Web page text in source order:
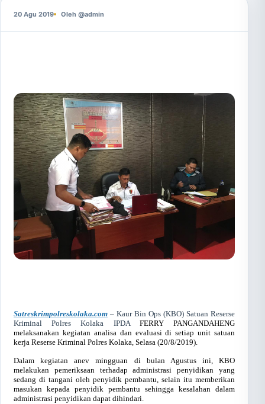
20 Agu 2019 Oleh @admin
Satreskrimpolreskolaka.com – Kaur Bin Ops (KBO) Satuan Reserse
Kriminal Polres Kolaka IPDA FERRY PANGANDAHENG
melaksanakan kegiatan analisa dan evaluasi di setiap unit satuan
kerja Reserse Kriminal Polres Kolaka, Selasa (20/8/2019).
Dalam kegiatan anev mingguan di bulan Agustus ini, KBO
melakukan pemeriksaan terhadap administrasi penyidikan yang
sedang di tangani oleh penyidik pembantu, selain itu memberikan
masukan kepada penyidik pembantu sehingga kesalahan dalam
administrasi penyidikan dapat dihindari.